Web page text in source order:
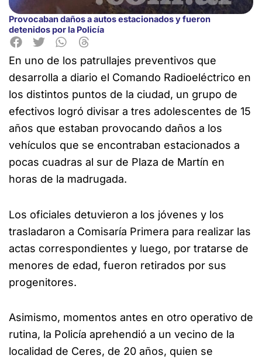
Provocaban daños a autos estacionados y fueron
detenidos por la Policía
En uno de los patrullajes preventivos que
desarrolla a diario el Comando Radioeléctrico en
los distintos puntos de la ciudad, un grupo de
efectivos logró divisar a tres adolescentes de 15
años que estaban provocando daños a los
vehículos que se encontraban estacionados a
pocas cuadras al sur de Plaza de Martín en
horas de la madrugada.
Los oficiales detuvieron a los jóvenes y los
trasladaron a Comisaría Primera para realizar las
actas correspondientes y luego, por tratarse de
menores de edad, fueron retirados por sus
progenitores.
Asimismo, momentos antes en otro operativo de
rutina, la Policía aprehendió a un vecino de la
localidad de Ceres, de 20 años, quien se